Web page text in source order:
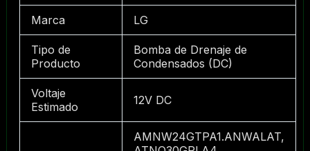
Marca LG
Tipo de
Producto
Bomba de Drenaje de
Condensados (DC)
Voltaje
Estimado
12V DC
AMNW24GTPA1.ANWALAT,